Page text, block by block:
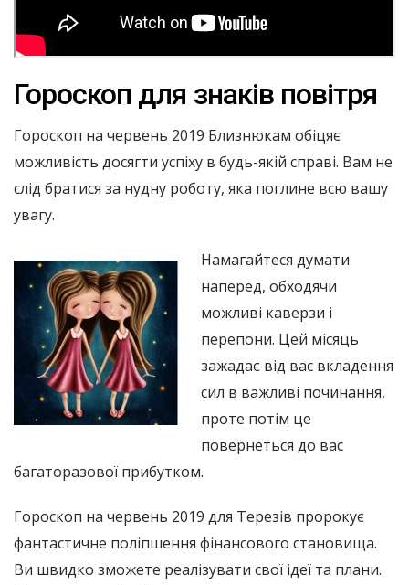
Гороскоп для знаків повітря
Гороскоп на червень 2019 Близнюкам обіцяє
можливість досягти успіху в будь-якій справі. Вам не
слід братися за нудну роботу, яка поглине всю вашу
увагу.
Намагайтеся думати
наперед, обходячи
можливі каверзи і
перепони. Цей місяць
зажадає від вас вкладення
сил в важливі починання,
проте потім це
повернеться до вас
багаторазової прибутком.
Гороскоп на червень 2019 для Терезів пророкує
фантастичне поліпшення фінансового становища.
Ви швидко зможете реалізувати свої ідеї та плани.